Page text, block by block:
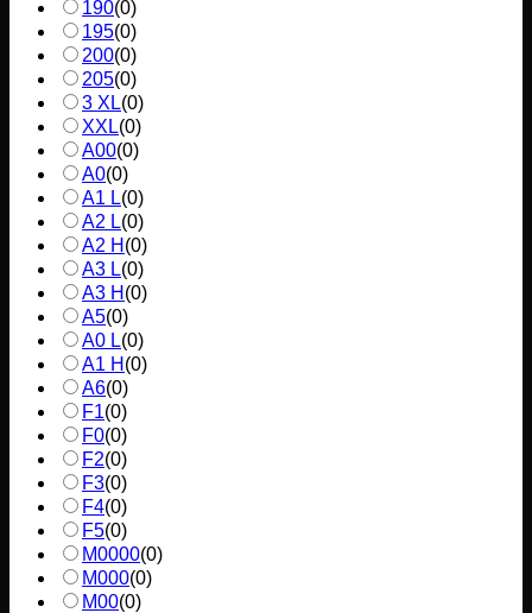
190(0)
195(0)
200(0)
205(0)
3 XL(0)
XXL(0)
A00(0)
A0(0)
A1 L(0)
A2 L(0)
A2 H (0)
A3 L(0)
A3 H (0)
A5(0)
A0 L(0)
A1 H (0)
A6(0)
F1(0)
F0(0)
F2(0)
F3(0)
F4(0)
F5(0)
M0000(0)
M000(0)
M00(0)